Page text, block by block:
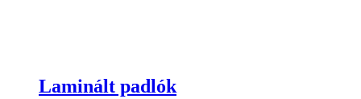
Laminált padlók